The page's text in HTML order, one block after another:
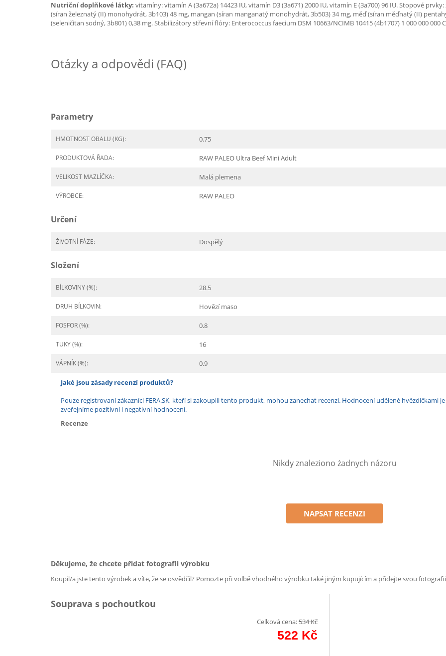
Nutriční doplňkové látky: vitamíny: vitamín A (3a672a) 14423 IU, vitamín D3 (3a671) 2000 IU, vitamín E (3a700) 96 IU. Stopové
(síran železnatý (II) monohydrát, 3b103) 48 mg, mangan (síran manganatý monohydrát, 3b503) 34 mg, měď (síran měďnatý (II)
(seleničitan sodný, 3b801) 0,38 mg. Stabilizátory střevní flóry: Enterococcus faecium DSM 10663/NCIMB 10415 (4b1707) 1 000 000 000
Otázky a odpovědi (FAQ)
Parametry
HMOTNOST OBALU (KG): 0.75
PRODUKTOVÁ ŘADA: RAW PALEO Ultra Beef Mini Adult
VELIKOST MAZLÍČKA: Malá plemena
VÝROBCE: RAW PALEO
Určení
ŽIVOTNÍ FÁZE: Dospělý
Složení
BÍLKOVINY (%): 28.5
DRUH BÍLKOVIN: Hovězí maso
FOSFOR (%): 0.8
TUKY (%): 16
VÁPNÍK (%): 0.9
Jaké jsou zásady recenzí produktů?
Pouze registrovaní zákazníci FERA.SK, kteří si zakoupili tento produkt, mohou zanechat recenzi. Hodnocení udělené hvězdičkami
zveřejníme pozitivní i negativní hodnocení.
Recenze
Nikdy znaleziono żadnych názoru
NAPSAT RECENZI
Děkujeme, že chcete přidat fotografii výrobku
Koupil/a jste tento výrobek a víte, že se osvědčil? Pomozte při volbě vhodného výrobku také jiným kupujícím a přidejte svou
Souprava s pochoutkou
Celková cena:534Kč
522 Kč